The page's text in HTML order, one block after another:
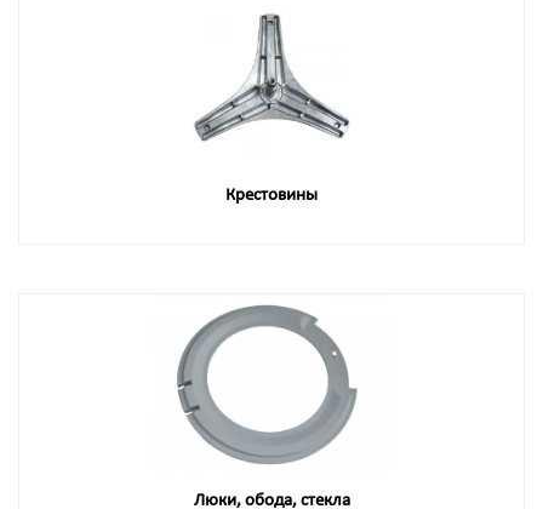
Крестовины
Люки, обода, стекла